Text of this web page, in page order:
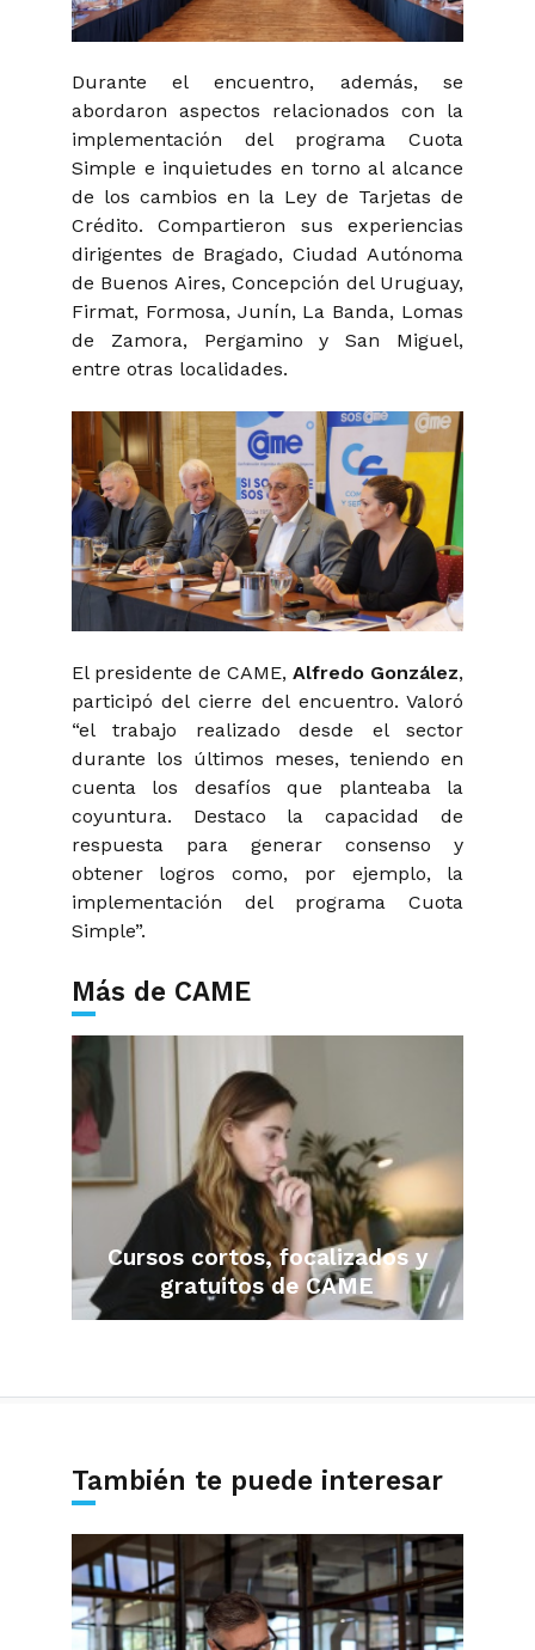
Durante el encuentro, además, se
abordaron aspectos relacionados con la
implementación del programa Cuota
Simple e inquietudes en torno al alcance
de los cambios en la Ley de Tarjetas de
Crédito. Compartieron sus experiencias
dirigentes de Bragado, Ciudad Autónoma
de Buenos Aires, Concepción del Uruguay,
Firmat, Formosa, Junín, La Banda, Lomas
de Zamora, Pergamino y San Miguel,
entre otras localidades.
El presidente de CAME,Alfredo González,
participó del cierre del encuentro. Valoró
“el trabajo realizado desde el sector
durante los últimos meses, teniendo en
cuenta los desafíos que planteaba la
coyuntura. Destaco la capacidad de
respuesta para generar consenso y
obtener logros como, por ejemplo, la
implementación del programa Cuota
Simple”.
Más de CAME
Cursos cortos, focalizados y
gratuitos de CAME
También te puede interesar